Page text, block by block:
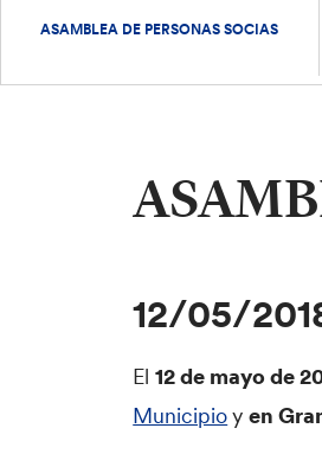
ASAMBLEA DE PERSONAS SOCIAS
12/05/
El12 de mayo de
Municipioyen